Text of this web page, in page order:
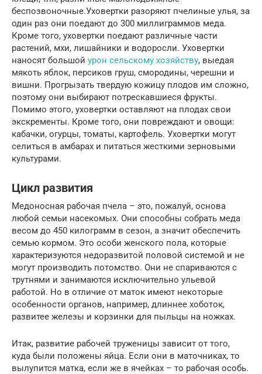
беспозвоночные.Уховертки разоряют пчелиные улья, за
один раз они поедают до 300 миллиграммов меда.
Кроме того, уховертки поедают различные части
растений, мхи, лишайники и водоросли. Уховертки
наносят большой урон сельскому хозяйству, выедая
мякоть яблок, персиков груш, смородины, черешни и
вишни. Прогрызать твердую кожицу плодов им сложно,
поэтому они выбирают потрескавшиеся фрукты.
Помимо этого, уховертки оставляют на плодах свои
экскременты. Кроме того, они повреждают и овощи:
кабачки, огурцы, томаты, картофель. Уховертки могут
селиться в амбарах и питаться жесткими зерновыми
культурами.
Цикл развития
Медоносная рабочая пчела – это, пожалуй, основа
любой семьи насекомых. Они способны собрать меда
весом до 450 килограмм в сезон, а значит обеспечить
семью кормом. Это особи женского пола, которые
характеризуются недоразвитой половой системой и не
могут производить потомство. Они не спариваются с
трутнями и занимаются исключительно ульевой
работой. Но в отличие от маток имеют некоторые
особенности органов, например, длиннее хоботок,
развитее железы и корзинки для пыльцы на ножках.
Итак, развитие рабочей труженицы зависит от того,
куда были положены яйца. Если они в маточниках, то
вылупится матка, если же в ячейках – то рабочая особь.